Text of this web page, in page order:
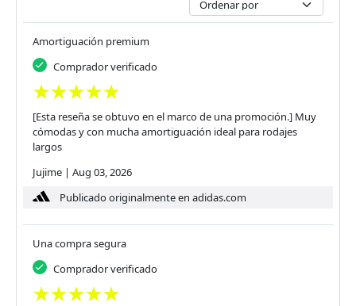
Amortiguación premium
Comprador verificado
[Esta reseña se obtuvo en el marco de una promoción.] Muy
cómodas y con mucha amortiguación ideal para rodajes
largos
Jujime | Aug 03, 2026
Publicado originalmente en adidas.com
Una compra segura
Comprador verificado